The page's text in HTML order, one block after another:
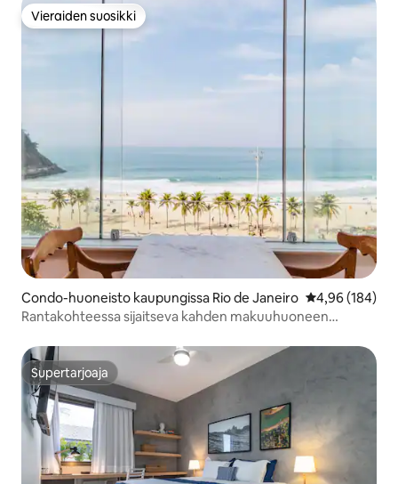
Vieraiden suosikki
Vieraiden suosikki
Condo-huoneisto kaupungissa Rio de Janeiro
4,96 (184)
Rantakohteessa sijaitseva kahden makuuhuoneen
Supertarjoaja
Supertarjoaja